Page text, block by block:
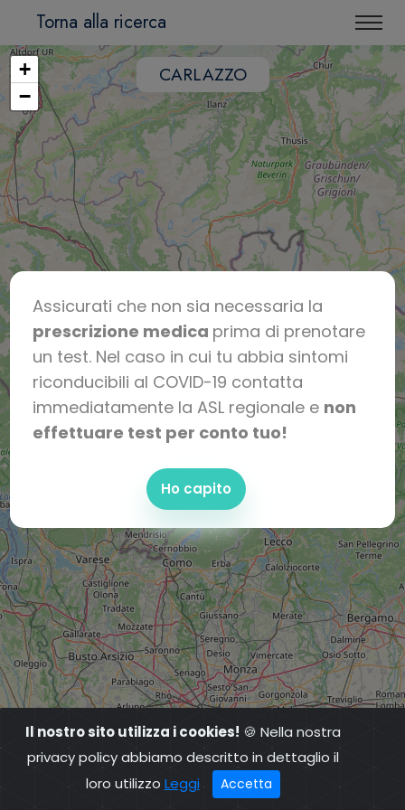
Assicurati che non sia necessaria la
prescrizione medica prima di prenotare
un test. Nel caso in cui tu abbia sintomi
riconducibili al COVID-19 contatta
immediatamente la ASL regionale e non
effettuare test per conto tuo!
Ho capito
Torna alla ricerca
CARLAZZO
+
−
Il nostro sito utilizza i cookies! 🍪 Nella nostra
privacy policy abbiamo descritto in dettaglio il
loro utilizzo Leggi Accetta